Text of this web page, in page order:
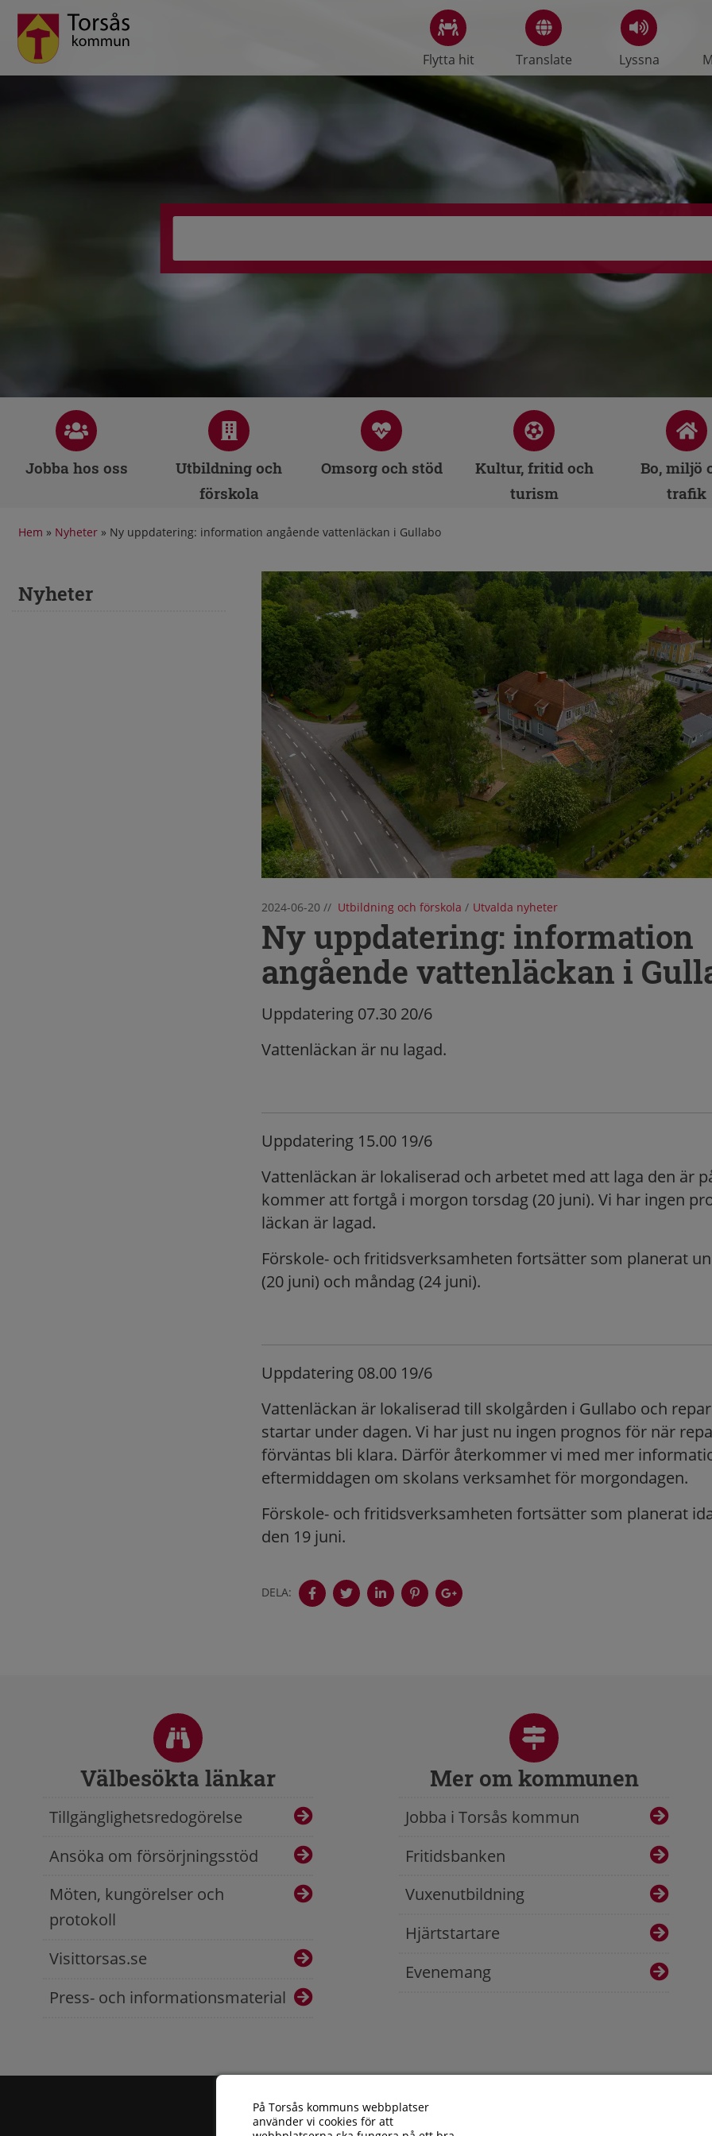
Flytta hit Translate Lyssna
Jobba hos oss
Utbildning och
förskola
Omsorg och stöd
Kultur, fritid och
turism
Bo, miljö
trafik
Hem » Nyheter » Ny uppdatering: information angående vattenläckan i Gullabo
Nyheter
2024-06-20 // Utbildning och förskola / Utvalda nyheter
Ny uppdatering: information
angående vattenläckan i
Uppdatering 07.30 20/6
Vattenläckan är nu lagad.
Uppdatering 15.00 19/6
Vattenläckan är lokaliserad och arbetet med att laga den är
kommer att fortgå i morgon torsdag (20 juni). Vi har ingen
läckan är lagad.
Förskole- och fritidsverksamheten fortsätter som planerat
(20 juni) och måndag (24 juni).
Uppdatering 08.00 19/6
Vattenläckan är lokaliserad till skolgården i Gullabo och
startar under dagen. Vi har just nu ingen prognos för när
förväntas bli klara. Därför återkommer vi med mer
eftermiddagen om skolans verksamhet för morgondagen.
Förskole- och fritidsverksamheten fortsätter som planerat
den 19 juni.
DELA:
På Torsås kommuns webbplatser
använder vi cookies för att
Välbesökta länkar
Tillgänglighetsredogörelse
Ansöka om försörjningsstöd
Möten, kungörelser och
protokoll
Visittorsas.se
Press- och informationsmaterial
Mer om kommunen
Jobba i Torsås kommun
Fritidsbanken
Vuxenutbildning
Hjärtstartare
Evenemang